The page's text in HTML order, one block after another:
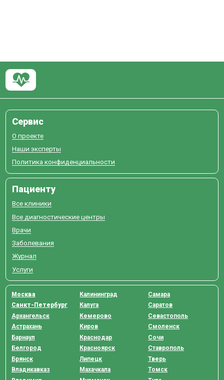
Сервис
О проекте
Наши эксперты
Политика конфиденциальности
Пациенту
Все клиники
Все диагностические центры
Врачи
Заболевания
Журнал
Услуги
Москва
Санкт-Петербург
Архангельск
Астрахань
Барнаул
Белгород
Брянск
Владикавказ
Калининград
Калуга
Кемерово
Киров
Краснодар
Красноярск
Липецк
Махачкала
Самара
Саратов
Севастополь
Смоленск
Сочи
Ставрополь
Тверь
Томск